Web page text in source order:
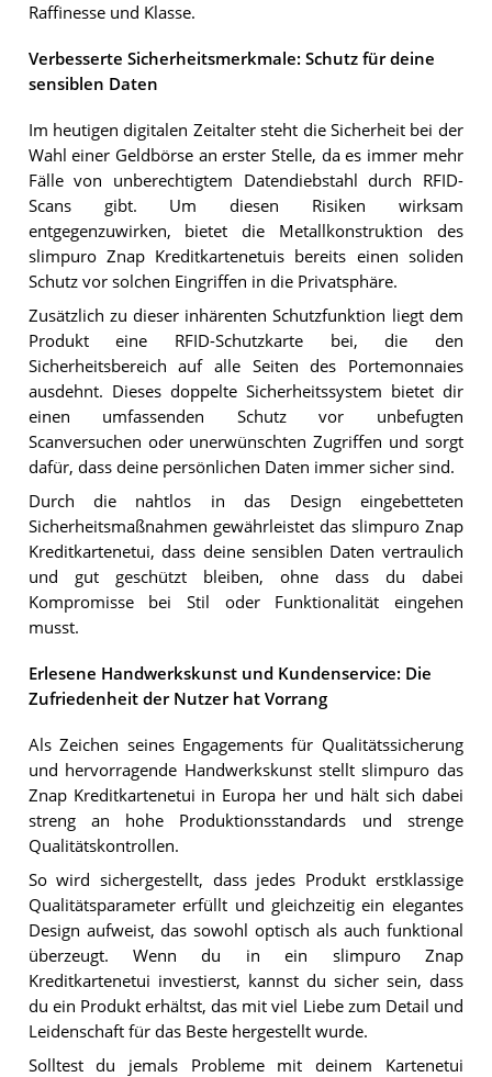
Raffinesse und Klasse.
Verbesserte Sicherheitsmerkmale: Schutz für deine
sensiblen Daten
Im heutigen digitalen Zeitalter steht die Sicherheit bei der
Wahl einer Geldbörse an erster Stelle, da es immer mehr
Fälle von unberechtigtem Datendiebstahl durch RFID-
Scans gibt. Um diesen Risiken wirksam
entgegenzuwirken, bietet die Metallkonstruktion des
slimpuro Znap Kreditkartenetuis bereits einen soliden
Schutz vor solchen Eingriffen in die Privatsphäre.
Zusätzlich zu dieser inhärenten Schutzfunktion liegt dem
Produkt eine RFID-Schutzkarte bei, die den
Sicherheitsbereich auf alle Seiten des Portemonnaies
ausdehnt. Dieses doppelte Sicherheitssystem bietet dir
einen umfassenden Schutz vor unbefugten
Scanversuchen oder unerwünschten Zugriffen und sorgt
dafür, dass deine persönlichen Daten immer sicher sind.
Durch die nahtlos in das Design eingebetteten
Sicherheitsmaßnahmen gewährleistet das slimpuro Znap
Kreditkartenetui, dass deine sensiblen Daten vertraulich
und gut geschützt bleiben, ohne dass du dabei
Kompromisse bei Stil oder Funktionalität eingehen
musst.
Erlesene Handwerkskunst und Kundenservice: Die
Zufriedenheit der Nutzer hat Vorrang
Als Zeichen seines Engagements für Qualitätssicherung
und hervorragende Handwerkskunst stellt slimpuro das
Znap Kreditkartenetui in Europa her und hält sich dabei
streng an hohe Produktionsstandards und strenge
Qualitätskontrollen.
So wird sichergestellt, dass jedes Produkt erstklassige
Qualitätsparameter erfüllt und gleichzeitig ein elegantes
Design aufweist, das sowohl optisch als auch funktional
überzeugt. Wenn du in ein slimpuro Znap
Kreditkartenetui investierst, kannst du sicher sein, dass
du ein Produkt erhältst, das mit viel Liebe zum Detail und
Leidenschaft für das Beste hergestellt wurde.
Solltest du jemals Probleme mit deinem Kartenetui